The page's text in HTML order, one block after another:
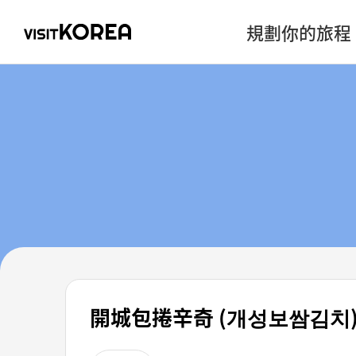
規劃你的旅程
開城包捲辛奇 (개성보쌈김